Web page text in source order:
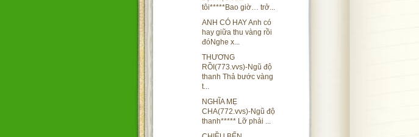
tôi*****Bao giờ… trở...
ANH CÓ HAY Anh có
hay giữa thu vàng rồi
đóNghe x...
THƯƠNG
RỒI(773.vvs)-Ngũ độ
thanh Thả bước vàng
t...
NGHĨA MẸ
CHA(772.vvs)-Ngũ độ
thanh***** Lỡ phải ...